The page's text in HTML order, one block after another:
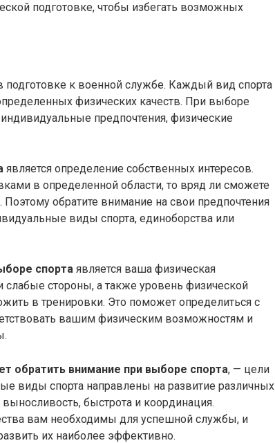
подготовке, чтобы избегать возможных
подготовке к военной службе. Каждый вид спорта
физических качеств. При выборе
предпочтения, физические
является определение собственных интересов.
в определенной области, то вряд ли сможете
обратите внимание на свои предпочтения
виды спорта, единоборства или
спорта является ваша физическая
слабые стороны, а также уровень физической
в тренировки. Это поможет определиться с
вашим физическим возможностям и
обратить внимание при выборе спорта, — цели
виды спорта направлены на развитие различных
выносливость, быстрота и координация.
вам необходимы для успешной службы, и
их наиболее эффективно.